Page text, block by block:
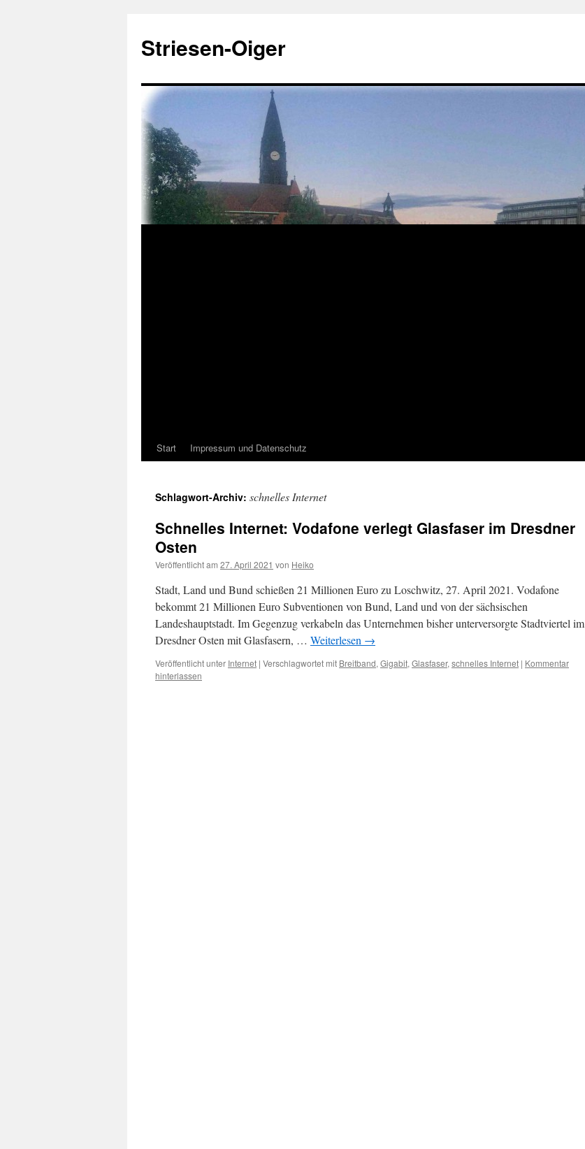
springen
Striesen-Oiger
Start Impressum und Datenschutz
Schlagwort-Archiv: schnelles Internet
Schnelles Internet: Vodafone verlegt Glasfaser im Dresdner
Osten
Veröffentlicht am 27. April 2021 von Heiko
Stadt, Land und Bund schießen 21 Millionen Euro zu Loschwitz, 27. April 2021. Vodafone
bekommt 21 Millionen Euro Subventionen von Bund, Land und von der sächsischen
Landeshauptstadt. Im Gegenzug verkabeln das Unternehmen bisher unterversorgte Stadtviertel im
Dresdner Osten mit Glasfasern, … Weiterlesen →
Veröffentlicht unter Internet | Verschlagwortet mit Breitband, Gigabit, Glasfaser, schnelles Internet | Kommentar
hinterlassen